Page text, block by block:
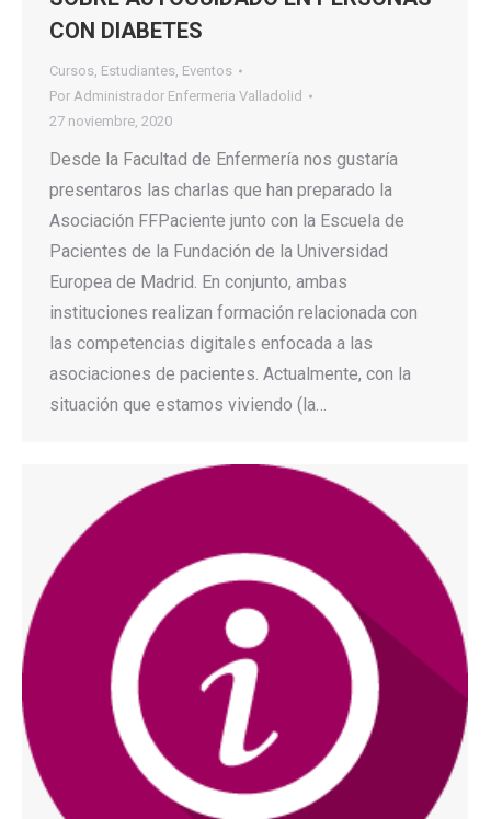
CON DIABETES
Cursos, Estudiantes, Eventos
Por Administrador Enfermeria Valladolid
27 noviembre, 2020
Desde la Facultad de Enfermería nos gustaría
presentaros las charlas que han preparado la
Asociación FFPaciente junto con la Escuela de
Pacientes de la Fundación de la Universidad
Europea de Madrid. En conjunto, ambas
instituciones realizan formación relacionada con
las competencias digitales enfocada a las
asociaciones de pacientes. Actualmente, con la
situación que estamos viviendo (la…